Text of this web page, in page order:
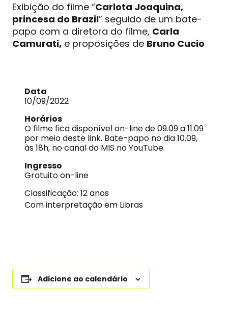
Exibição do filme “Carlota Joaquina,
princesa do Brazil” seguido de um bate-
papo com a diretora do filme, Carla
Camurati, e proposições de Bruno Cucio
Data
10/09/2022
Horários
O filme fica disponível on-line de 09.09 a 11.09
por meio deste link. Bate-papo no dia 10.09,
às 18h, no canal do MIS no YouTube.
Ingresso
Gratuito on-line
Classificação: 12 anos
Com interpretação em Libras
Adicione ao calendário